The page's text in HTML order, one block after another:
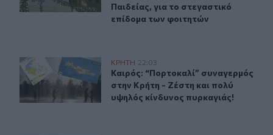
Παιδείας, για το στεγαστικό
επίδομα των φοιτητών
Καιρός: “Πορτοκαλί” συναγερμός στην Κρήτη - Ζέστη
ΚΡΗΤΗ 22:03
Καιρός: “Πορτοκαλί” συναγερμός
Καιρός: “Πορτοκαλί” συναγερμός
στην Κρήτη - Ζέστη και πολύ
υψηλός κίνδυνος πυρκαγιάς!